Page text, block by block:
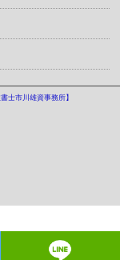
士市川雄資事務所】